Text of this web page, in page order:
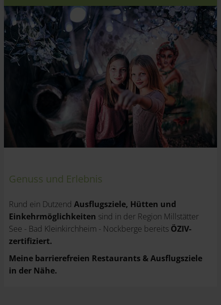
Genuss und Erlebnis
Rund ein Dutzend Ausflugsziele, Hütten und
Einkehrmöglichkeiten sind in der Region Millstätter
See - Bad Kleinkirchheim - Nockberge bereits ÖZIV-
zertifiziert.
Meine barrierefreien Restaurants & Ausflugsziele
in der Nähe.